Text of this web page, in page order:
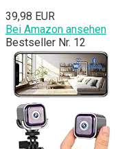
39,98 EUR
Bei Amazon ansehen
Bestseller Nr. 12